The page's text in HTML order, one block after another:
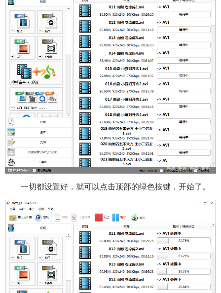
一切都设置好，就可以点击顶部的绿色按键，开始了。